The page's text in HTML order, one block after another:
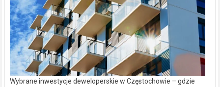
Copyright © 2026Gazeta Regionalna. Theme: ColorNews Pro by
ThemeGrill. Powered by WordPress.